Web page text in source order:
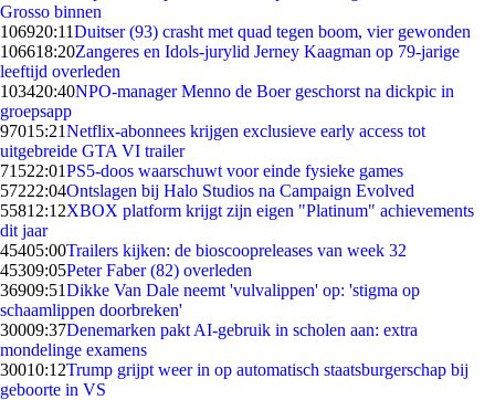
Grosso binnen
106920:11Duitser (93) crasht met quad tegen boom, vier gewonden
106618:20Zangeres en Idols-jurylid Jerney Kaagman op 79-jarige
leeftijd overleden
103420:40NPO-manager Menno de Boer geschorst na dickpic in
groepsapp
97015:21Netflix-abonnees krijgen exclusieve early access tot
uitgebreide GTA VI trailer
71522:01PS5-doos waarschuwt voor einde fysieke games
57222:04Ontslagen bij Halo Studios na Campaign Evolved
55812:12XBOX platform krijgt zijn eigen "Platinum" achievements
dit jaar
45405:00Trailers kijken: de bioscoopreleases van week 32
45309:05Peter Faber (82) overleden
36909:51Dikke Van Dale neemt 'vulvalippen' op: 'stigma op
schaamlippen doorbreken'
30009:37Denemarken pakt AI-gebruik in scholen aan: extra
mondelinge examens
30010:12Trump grijpt weer in op automatisch staatsburgerschap bij
geboorte in VS